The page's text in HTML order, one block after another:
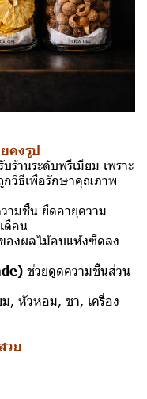
คงรูป
านระดับพรีเมียม เพราะ
กวิธีเพื่อรักษาคุณภาพ
ามชื้น ยืดอายุความ
ดือน
องผลไม้อบแห้งซีดลง
ช่วยดูดความชื้นส่วน
ม, หัวหอม, ชา, เครื่อง
วย